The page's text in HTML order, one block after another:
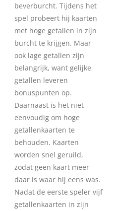
beverburcht. Tijdens het
spel probeert hij kaarten
met hoge getallen in zijn
burcht te krijgen. Maar
ook lage getallen zijn
belangrijk, want gelijke
getallen leveren
bonuspunten op.
Daarnaast is het niet
eenvoudig om hoge
getallenkaarten te
behouden. Kaarten
worden snel geruild,
zodat geen kaart meer
daar is waar hij eens was.
Nadat de eerste speler vijf
getallenkaarten in zijn